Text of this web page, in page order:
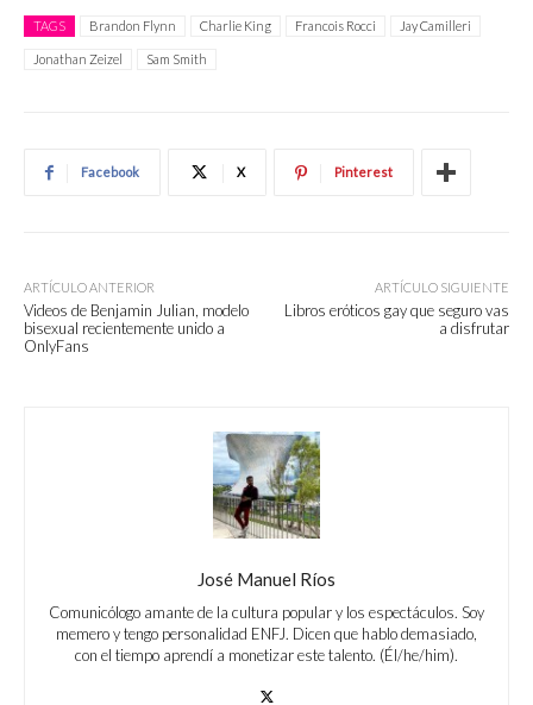
TAGS Brandon Flynn Charlie King Francois Rocci Jay Camilleri
Jonathan Zeizel Sam Smith
Facebook X Pinterest
ARTÍCULO ANTERIOR
Videos de Benjamin Julian, modelo
bisexual recientemente unido a
OnlyFans
ARTÍCULO SIGUIENTE
Libros eróticos gay que seguro vas
a disfrutar
José Manuel Ríos
Comunicólogo amante de la cultura popular y los espectáculos. Soy
memero y tengo personalidad ENFJ. Dicen que hablo demasiado,
con el tiempo aprendí a monetizar este talento. (Él/he/him).